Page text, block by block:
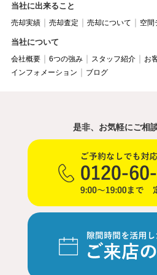
当社に出来ること
売却実績 売却査定 売却について 空間
当社について
会社概要 6つの強み スタッフ紹介
お
インフォメーション
ブログ
是非、お気軽にご相